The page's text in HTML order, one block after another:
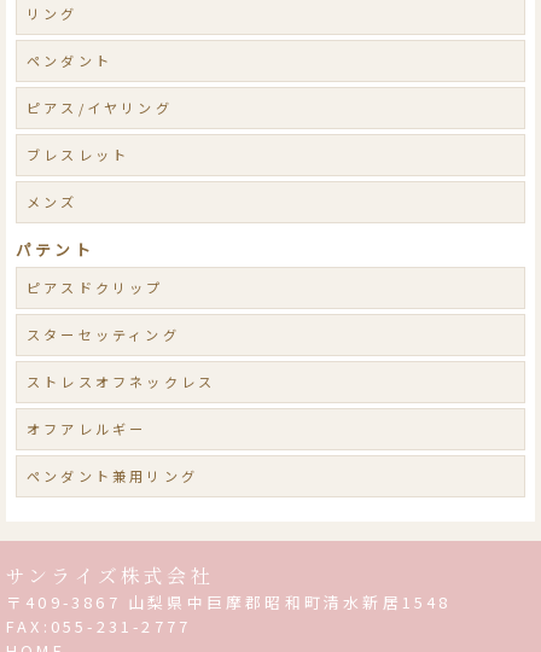
リング
ペンダント
ピアス/イヤリング
ブレスレット
メンズ
パテント
ピアスドクリップ
スターセッティング
ストレスオフネックレス
オフアレルギー
ペンダント兼用リング
サンライズ株式会社
〒409-3867 山梨県中巨摩郡昭和町清水新居1548
FAX:055-231-2777